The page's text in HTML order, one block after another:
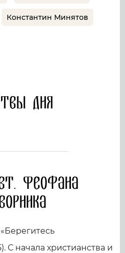
Константин Минятов
дня
Феофана
С начала христианства и